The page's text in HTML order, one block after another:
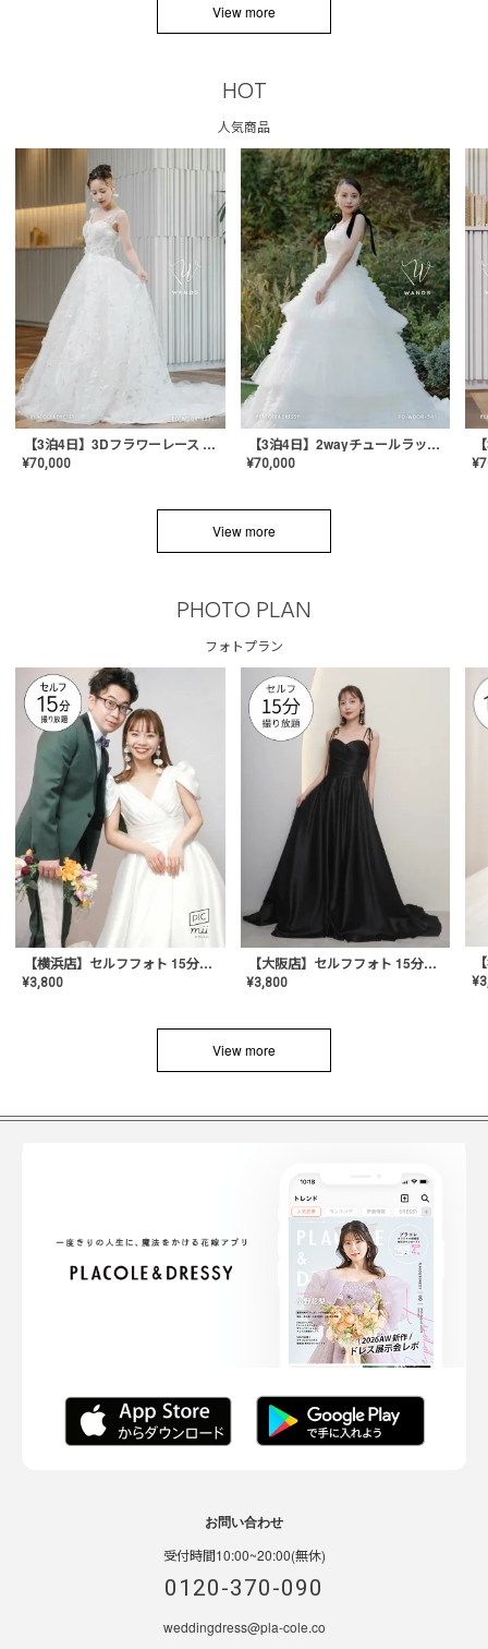
View more
HOT
人気商品
【3泊4日】3Dフラワーレース ドレス〈PD-WDOR-331〉
¥70,000
【3泊4日】2wayチュールラッフルドレス〈PD-WDOR-341RTL〉
¥70,000 ¥
View more
PHOTO PLAN
フォトプラン
【横浜店】セルフフォト 15分撮り放題プラン
¥3,800
【大阪店】セルフフォト 15分撮り放題プラン
¥3,800 ¥
View more
お問い合わせ
受付時間10:00~20:00(無休)
0120-370-090
weddingdress@pla-cole.co